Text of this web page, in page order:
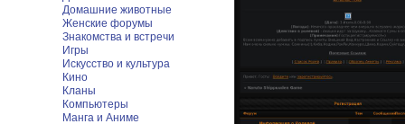
Домашние животные
Женские форумы
Знакомства и встречи
Игры
Искусство и культура
Кино
Кланы
Компьютеры
Манга и Аниме